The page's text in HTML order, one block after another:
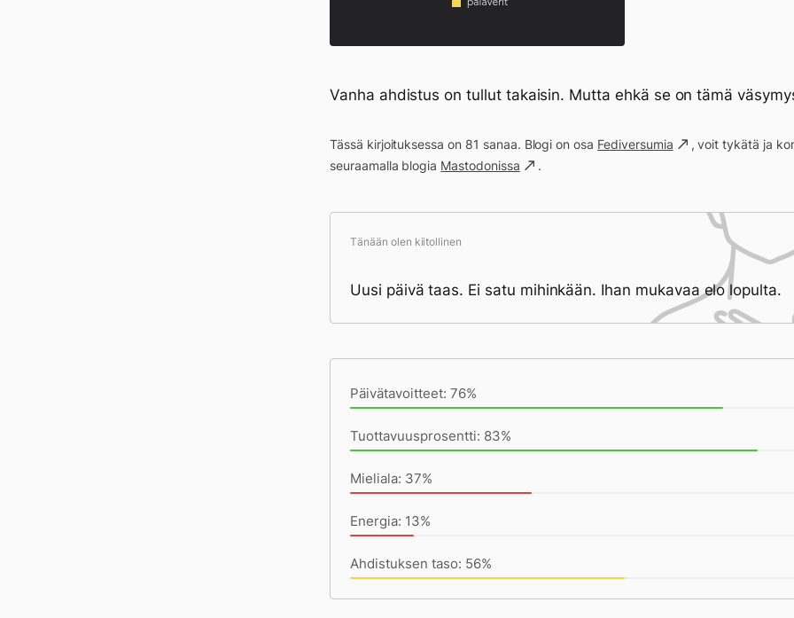
Vanha ahdistus on tullut takaisin. Mutta ehkä se on tämä
Tässä kirjoituksessa on 81 sanaa. Blogi on osa Fediversumia
, voit tykätä ja
seuraamalla blogia Mastodonissa .
Tänään olen kiitollinen
Uusi päivä taas. Ei satu mihinkään. Ihan mukavaa elo lopulta.
Päivätavoitteet: 76%
Tuottavuusprosentti: 83%
Mieliala: 37%
Energia: 13%
Ahdistuksen taso: 56%